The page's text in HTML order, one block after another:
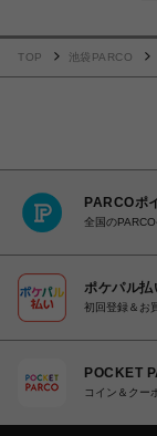
TOP 池袋PARCO
PARCOポ
全国の
ポケパル払
初回登録＆お
POCKET
コイン＆クー